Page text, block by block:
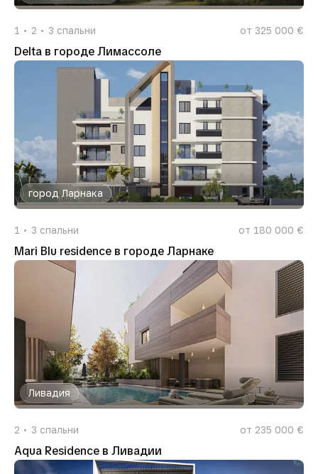
1 2 3 спальни от 325 000 €
Delta в городе Лимассоле
город Ларнака
1 3 спальни от 180 000 €
Mari Blu residence в городе Ларнаке
Ливадия
2 3 спальни от 235 000 €
Aqua Residence в Ливадии